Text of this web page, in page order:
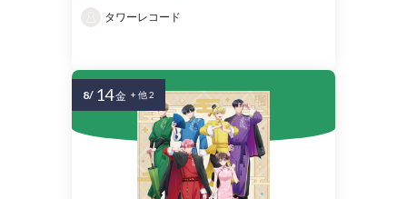
タワーレコード
8/ 14金 + 他 2